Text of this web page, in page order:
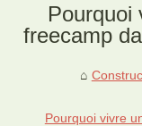
Pourquoi
freecamp
Pourquoi vivre